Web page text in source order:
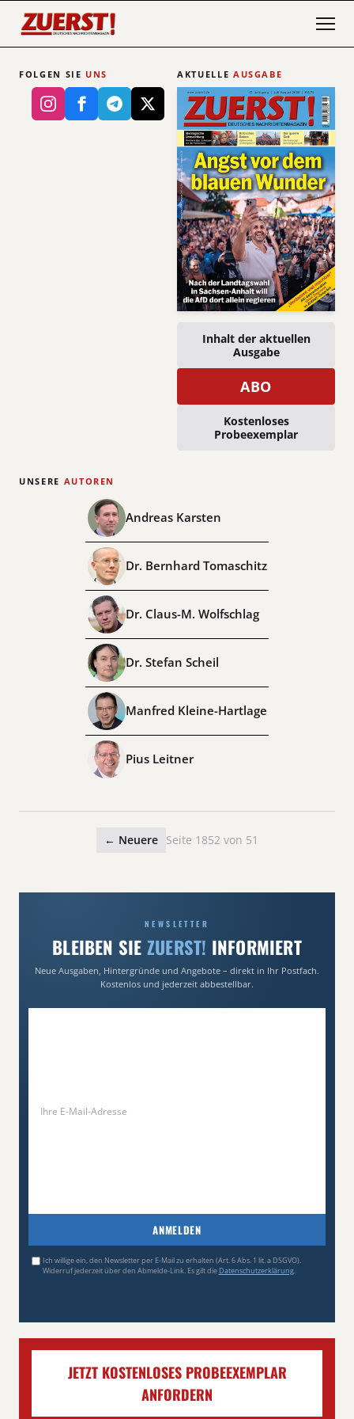
FOLGEN SIE UNS AKTUELLE AUSGABE
Inhalt der aktuellen
Ausgabe
ABO
Kostenloses
Probeexemplar
UNSERE AUTOREN
Andreas Karsten
Dr. Bernhard Tomaschitz
Dr. Claus-M. Wolfschlag
Dr. Stefan Scheil
Manfred Kleine-Hartlage
Pius Leitner
← Neuere Seite 1852 von 51
NEWSLETTER
BLEIBEN SIE ZUERST! INFORMIERT
Neue Ausgaben, Hintergründe und Angebote – direkt in Ihr Postfach.
Kostenlos und jederzeit abbestellbar.
ANMELDEN
Ich willige ein, den Newsletter per E-Mail zu erhalten (Art. 6 Abs. 1 lit. a DSGVO).
Widerruf jederzeit über den Abmelde-Link. Es gilt die Datenschutzerklärung.
JETZT KOSTENLOSES PROBEEXEMPLAR
ANFORDERN